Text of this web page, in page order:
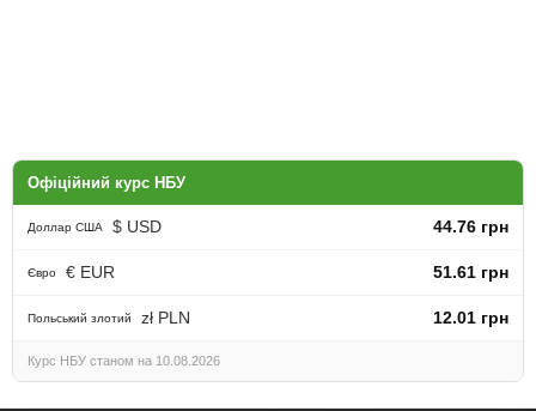
Офіційний курс НБУ
Доллар США $ USD 44.76 грн
Євро € EUR 51.61 грн
Польський злотий zł PLN 12.01 грн
Курс НБУ станом на 10.08.2026